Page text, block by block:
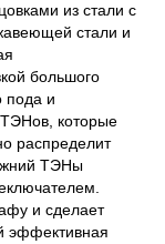
из стали с
стали и
большого
пода и
которые
распределит
ТЭНы
и сделает
эффективная